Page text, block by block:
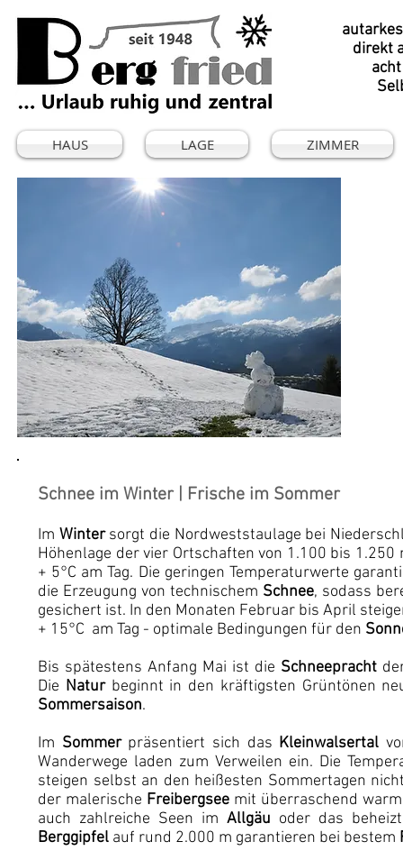
direkt
HAUS LAGE ZIMMER
Schnee im Winter | Frische im Sommer
Im Wintersorgt die Nordweststaulage bei
Höhenlage der vier Ortschaften von 1.100 bis
+ 5°C am Tag. Die geringen Temperaturwerte
die Erzeugung von technischem Schnee, sodass
gesichert ist. In den Monaten Februar bis April
+ 15°C am Tag - optimale Bedingungen für den
Bis spätestens Anfang Mai ist die Schneepracht
Die Natur beginnt in den kräftigsten Grüntönen
Sommersaison.
Im Sommer präsentiert sich das Kleinwalsertal
Wanderwege laden zum Verweilen ein. Die
steigen selbst an den heißesten Sommertagen
der malerische Freibergsee mit überraschend
auch zahlreiche Seen im Allgäu oder das
Berggipfel auf rund 2.000 m garantieren bei bestem